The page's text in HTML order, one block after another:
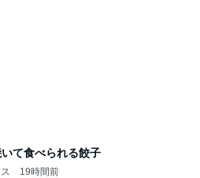
て食べられる餃子
19時間前